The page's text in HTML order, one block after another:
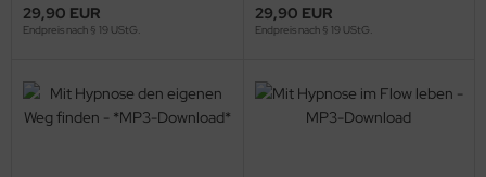
29,90 EUR
Endpreis nach § 19 UStG.
29,90 EUR
Endpreis nach § 19 UStG.